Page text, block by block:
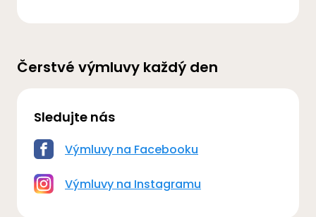
Čerstvé výmluvy každý den
Sledujte nás
Výmluvy na Facebooku
Výmluvy na Instagramu